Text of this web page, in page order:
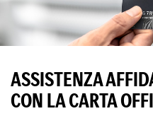
ASSISTENZA
CON LA CARTA